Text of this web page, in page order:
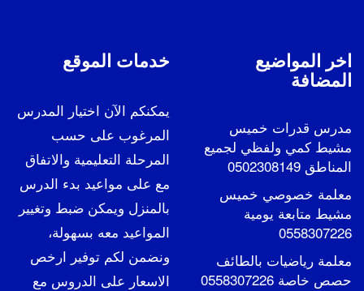
خدمات الموقع
يمكنكم الآن اختيار المدرس
المرغوب على حسب
المرحلة التعليمية والاتفاق
مع على مواعيد بدء الدرس
بالمنزل ويمكن ضبط وتغيير
المواعيد معه بسهولة،
ونضمن لكم توفير ارخص
الاسعار على الدروس مع
اخر المواضيع
المضافة
مدرس قدرات خميس
مشيط كمي ولفظي لجميع
المناطق 0502308149
معلمة خصوصي خميس
مشيط متابعة يومية
0558307226
معلمة رياضيات بالطائف
حصص خاصة 0558307226